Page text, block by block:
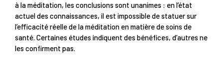
à la méditation, les conclusions sont unanimes : en l’état
actuel des connaissances, il est impossible de statuer sur
l’efficacité réelle de la méditation en matière de soins de
santé. Certaines études indiquent des bénéfices, d’autres ne
les confirment pas.